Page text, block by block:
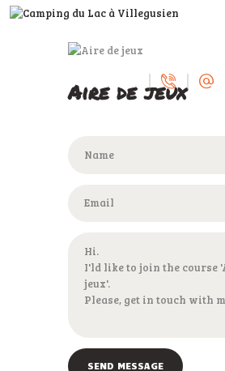
ACCUEIL
SERVICES
DEVENIR
Aire de jeux